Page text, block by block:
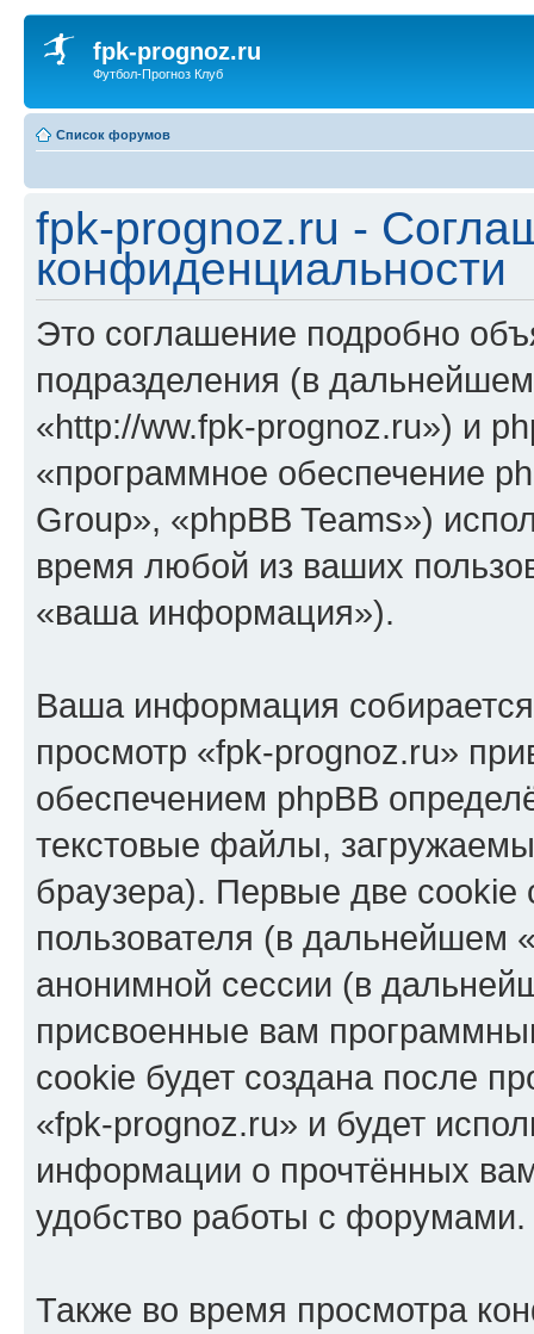
fpk-prognoz.ru
Футбол-Прогноз Клуб
Список форумов
fpk-prognoz.ru -
конфиденциальности
Это соглашение подробно
подразделения (в
«http://ww.fpk-prognoz.ru») и
«программное обеспечение
Group», «phpBB Teams»)
время любой из ваших
«ваша информация»).
Ваша информация
просмотр «fpk-prognoz.ru»
обеспечением phpBB
текстовые файлы,
браузера). Первые две cookie
пользователя (в дальнейшем
анонимной сессии (в
присвоенные вам
cookie будет создана после
«fpk-prognoz.ru» и будет
информации о прочтённых
удобство работы с форумами.
Также во время просмотра